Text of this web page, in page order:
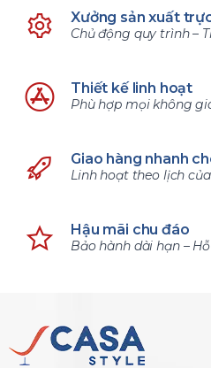
Xưởng sản xuất
Chủ động quy trình –
Thiết kế linh hoạt
Phù hợp mọi không
Giao hàng nhanh
Linh hoạt theo lịch
Hậu mãi chu đáo
Bảo hành dài hạn –